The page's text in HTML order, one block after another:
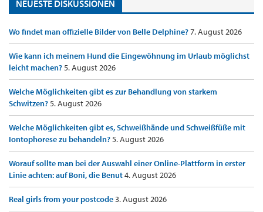
NEUESTE DISKUSSIONEN
Wo findet man offizielle Bilder von Belle Delphine?7. August 2026
Wie kann ich meinem Hund die Eingewöhnung im Urlaub möglichst
leicht machen?5. August 2026
Welche Möglichkeiten gibt es zur Behandlung von starkem
Schwitzen?5. August 2026
Welche Möglichkeiten gibt es, Schweißhände und Schweißfüße mit
Iontophorese zu behandeln?5. August 2026
Worauf sollte man bei der Auswahl einer Online-Plattform in erster
Linie achten: auf Boni, die Benut4. August 2026
Real girls from your postcode3. August 2026